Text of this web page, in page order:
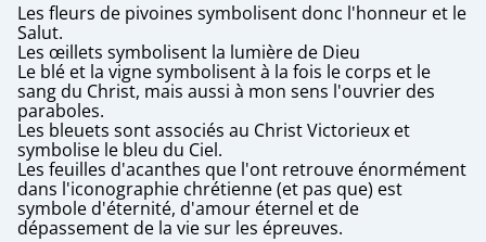
Les fleurs de pivoines symbolisent donc l'honneur et le
Salut.
Les œillets symbolisent la lumière de Dieu
Le blé et la vigne symbolisent à la fois le corps et le
sang du Christ, mais aussi à mon sens l'ouvrier des
paraboles.
Les bleuets sont associés au Christ Victorieux et
symbolise le bleu du Ciel.
Les feuilles d'acanthes que l'ont retrouve énormément
dans l'iconographie chrétienne (et pas que) est
symbole d'éternité, d'amour éternel et de
dépassement de la vie sur les épreuves.